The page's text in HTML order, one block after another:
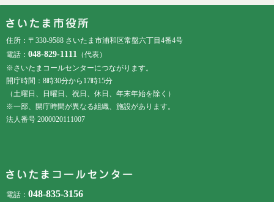
住所：〒330-9588 さいたま市浦和区常盤六丁目4番4号
電話： 048-829-1111 （代表）
※さいたまコールセンターにつながります。
開庁時間：8時30分から17時15分
（土曜日、日曜日、祝日、休日、年末年始を除く）
※一部、開庁時間が異なる組織、施設があります。
法人番号 2000020111007
電話： 048-835-3156